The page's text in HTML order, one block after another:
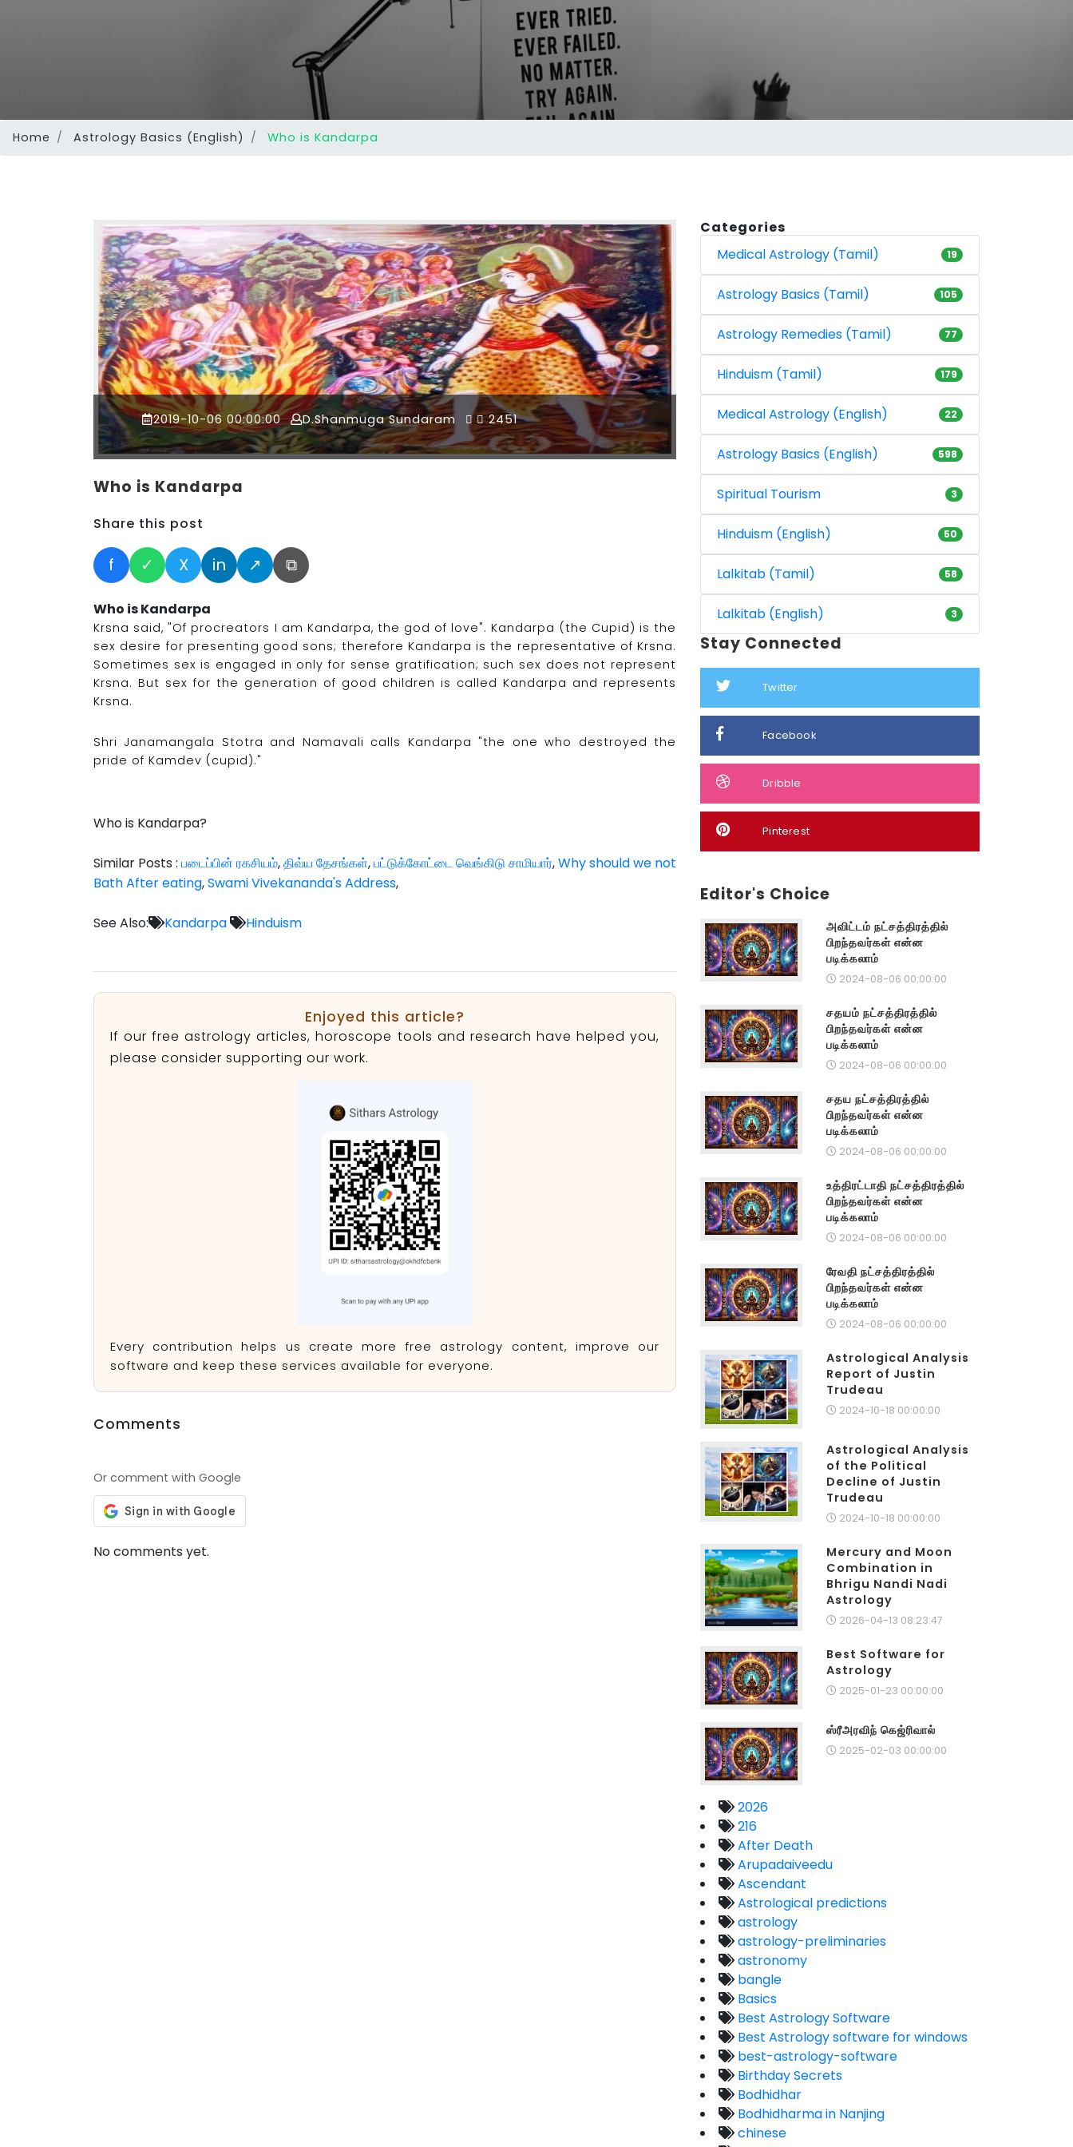
Home Astrology Basics (English) Who is Kandarpa
2019-10-06 00:00:00 D.Shanmuga Sundaram 2451
Who is Kandarpa
Share this post
f ✓ X in ↗ ⧉
Who is Kandarpa
Krsna said, "Of procreators I am Kandarpa, the god of love". Kandarpa (the Cupid) is the
sex desire for presenting good sons; therefore Kandarpa is the representative of Krsna.
Sometimes sex is engaged in only for sense gratification; such sex does not represent
Krsna. But sex for the generation of good children is called Kandarpa and represents
Krsna.
Shri Janamangala Stotra and Namavali calls Kandarpa "the one who destroyed the
pride of Kamdev (cupid)."
Who is Kandarpa?
Similar Posts : படைப்பின் ரகசியம்,திவ்ய தேசங்கள்,பட்டுக்கோட்டை வெங்கிடு சாமியார்,Why should we not
Bath After eating,Swami Vivekananda's Address,
See Also: Kandarpa Hinduism
Enjoyed this article?
If our free astrology articles, horoscope tools and research have helped you,
please consider supporting our work.
Every contribution helps us create more free astrology content, improve our
software and keep these services available for everyone.
Comments
Or comment with Google
No comments yet.
Categories
Medical Astrology (Tamil)
19
Astrology Basics (Tamil) 105
Astrology Remedies (Tamil) 77
Hinduism (Tamil) 179
Medical Astrology (English) 22
Astrology Basics (English) 598
Spiritual Tourism 3
Hinduism (English) 50
Lalkitab (Tamil) 58
Lalkitab (English) 3
Stay Connected
Twitter
Facebook
Dribble
Pinterest
Editor's Choice
அவிட்டம் நட்சத்திரத்தில்
பிறந்தவர்கள் என்ன
படிக்கலாம்
2024-08-06 00:00:00
சதயம் நட்சத்திரத்தில்
பிறந்தவர்கள் என்ன
படிக்கலாம்
2024-08-06 00:00:00
சதய நட்சத்திரத்தில்
பிறந்தவர்கள் என்ன
படிக்கலாம்
2024-08-06 00:00:00
உத்திரட்டாதி நட்சத்திரத்தில்
பிறந்தவர்கள் என்ன
படிக்கலாம்
2024-08-06 00:00:00
ரேவதி நட்சத்திரத்தில்
பிறந்தவர்கள் என்ன
படிக்கலாம்
2024-08-06 00:00:00
Astrological Analysis
Report of Justin
Trudeau
2024-10-18 00:00:00
Astrological Analysis
of the Political
Decline of Justin
Trudeau
2024-10-18 00:00:00
Mercury and Moon
Combination in
Bhrigu Nandi Nadi
Astrology
2026-04-13 08:23:47
Best Software for
Astrology
2025-01-23 00:00:00
ஸ்ரீஅரவிந் கெஜ்ரிவால்
2025-02-03 00:00:00
2026
216
After Death
Arupadaiveedu
Ascendant
Astrological predictions
astrology
astrology-preliminaries
astronomy
bangle
Basics
Best Astrology Software
Best Astrology software for windows
best-astrology-software
Birthday Secrets
Bodhidhar
Bodhidharma in Nanjing
chinese